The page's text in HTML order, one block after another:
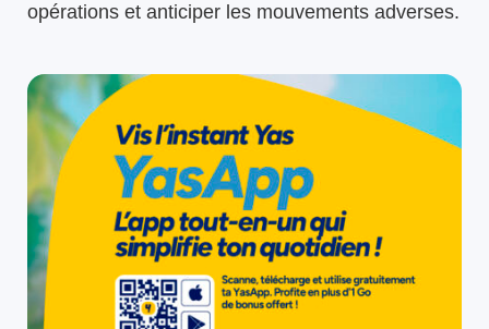
opérations et anticiper les mouvements adverses.